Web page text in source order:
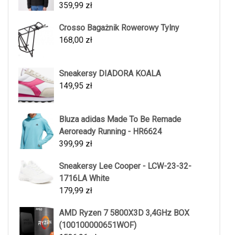
359,99 zł
Crosso Bagażnik Rowerowy Tylny
168,00 zł
Sneakersy DIADORA KOALA
149,95 zł
Bluza adidas Made To Be Remade
Aeroready Running - HR6624
399,99 zł
Sneakersy Lee Cooper - LCW-23-32-
1716LA White
179,99 zł
AMD Ryzen 7 5800X3D 3,4GHz BOX
(100100000651WOF)